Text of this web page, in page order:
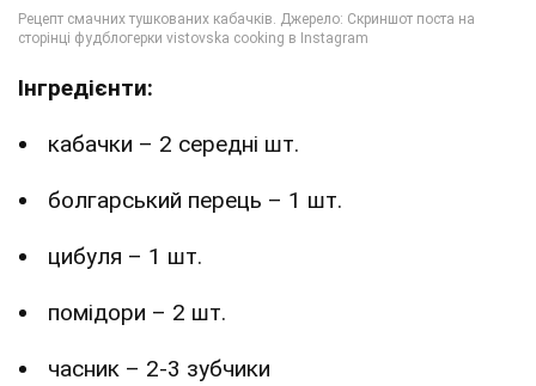
Інгредієнти:
кабачки – 2 середні шт.
болгарський перець – 1 шт.
цибуля – 1 шт.
помідори – 2 шт.
часник – 2-3 зубчики